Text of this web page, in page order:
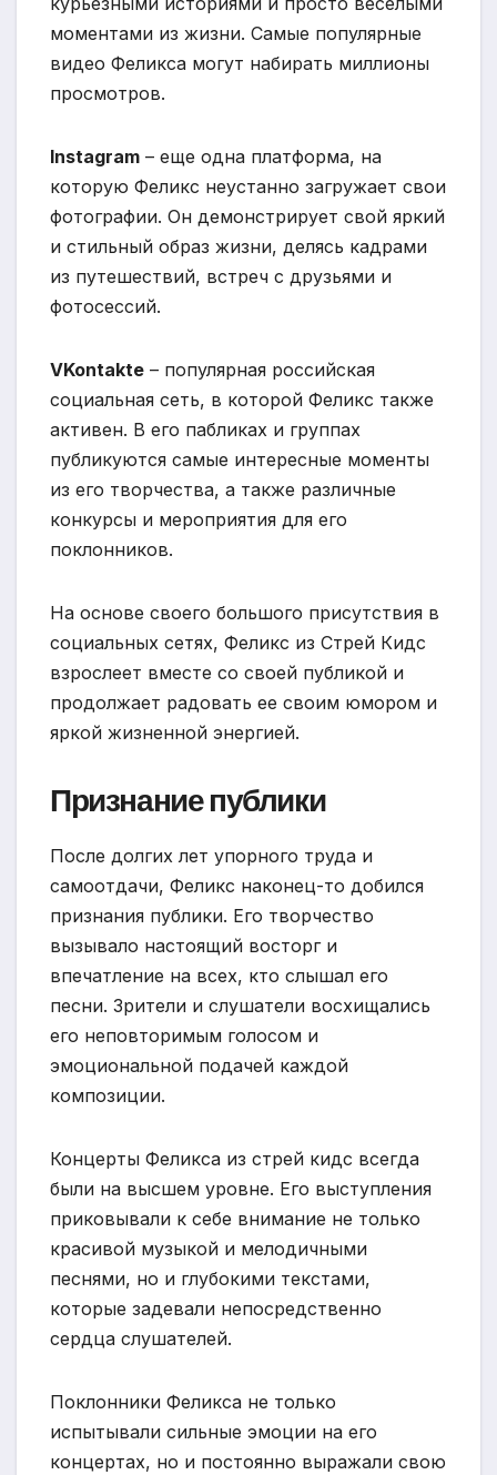
моментами из жизни. Самые популярные
видео Феликса могут набирать миллионы
просмотров.
Instagram – еще одна платформа, на
которую Феликс неустанно загружает свои
фотографии. Он демонстрирует свой яркий
и стильный образ жизни, делясь кадрами
из путешествий, встреч с друзьями и
фотосессий.
VKontakte – популярная российская
социальная сеть, в которой Феликс также
активен. В его пабликах и группах
публикуются самые интересные моменты
из его творчества, а также различные
конкурсы и мероприятия для его
поклонников.
На основе своего большого присутствия в
социальных сетях, Феликс из Стрей Кидс
взрослеет вместе со своей публикой и
продолжает радовать ее своим юмором и
яркой жизненной энергией.
Признание публики
После долгих лет упорного труда и
самоотдачи, Феликс наконец-то добился
признания публики. Его творчество
вызывало настоящий восторг и
впечатление на всех, кто слышал его
песни. Зрители и слушатели восхищались
его неповторимым голосом и
эмоциональной подачей каждой
композиции.
Концерты Феликса из стрей кидс всегда
были на высшем уровне. Его выступления
приковывали к себе внимание не только
красивой музыкой и мелодичными
песнями, но и глубокими текстами,
которые задевали непосредственно
сердца слушателей.
Поклонники Феликса не только
испытывали сильные эмоции на его
концертах, но и постоянно выражали свою